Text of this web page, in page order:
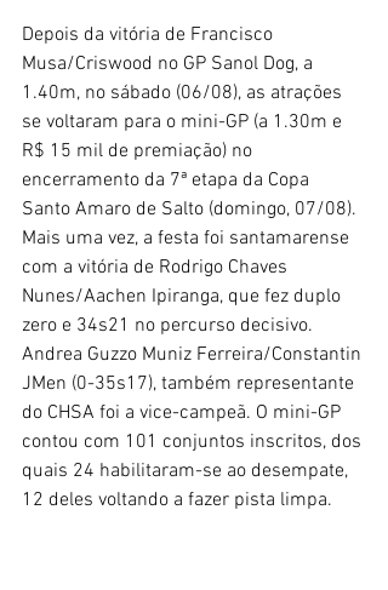
Depois da vitória de Francisco
Musa/Criswood no GP Sanol Dog, a
1.40m, no sábado (06/08), as atrações
se voltaram para o mini-GP (a 1.30m e
R$ 15 mil de premiação) no
encerramento da 7ª etapa da Copa
Santo Amaro de Salto (domingo, 07/08).
Mais uma vez, a festa foi santamarense
com a vitória de Rodrigo Chaves
Nunes/Aachen Ipiranga, que fez duplo
zero e 34s21 no percurso decisivo.
Andrea Guzzo Muniz Ferreira/Constantin
JMen (0-35s17), também representante
do CHSA foi a vice-campeã. O mini-GP
contou com 101 conjuntos inscritos, dos
quais 24 habilitaram-se ao desempate,
12 deles voltando a fazer pista limpa.